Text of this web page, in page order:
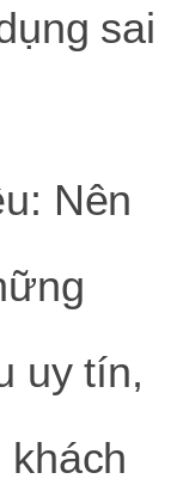
sai
Nên
uy tín,